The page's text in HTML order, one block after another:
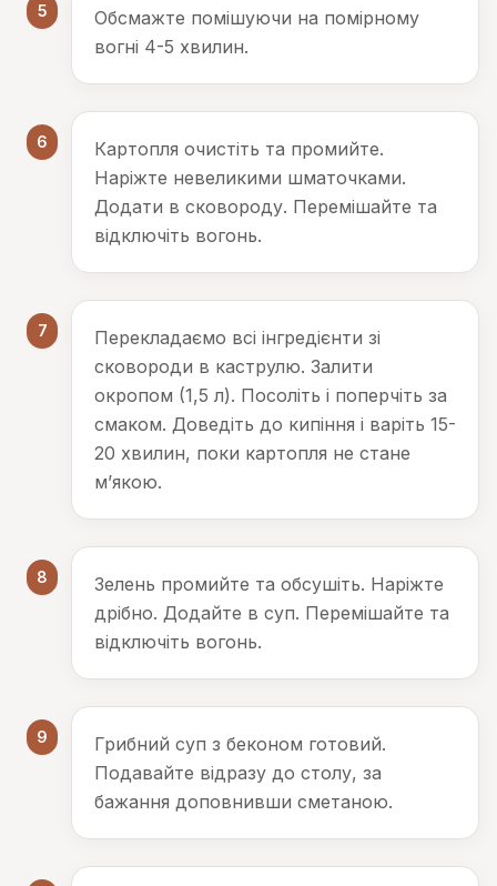
5
Обсмажте помішуючи на помірному
вогні 4-5 хвилин.
6
Картопля очистіть та промийте.
Наріжте невеликими шматочками.
Додати в сковороду. Перемішайте та
відключіть вогонь.
7
Перекладаємо всі інгредієнти зі
сковороди в каструлю. Залити
окропом (1,5 л). Посоліть і поперчіть за
смаком. Доведіть до кипіння і варіть 15-
20 хвилин, поки картопля не стане
м’якою.
8
Зелень промийте та обсушіть. Наріжте
дрібно. Додайте в суп. Перемішайте та
відключіть вогонь.
9
Грибний суп з беконом готовий.
Подавайте відразу до столу, за
бажання доповнивши сметаною.